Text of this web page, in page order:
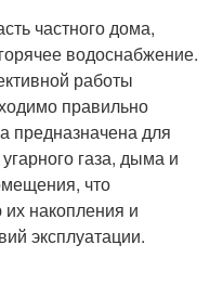
частного дома,
водоснабжение.
работы
правильно
предназначена для
газа, дыма и
что
накопления и
эксплуатации.